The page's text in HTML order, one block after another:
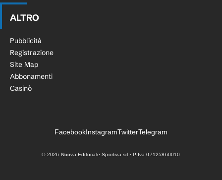
ALTRO
Pubblicità
Registrazione
Site Map
Abbonamenti
Casinò
FacebookInstagramTwitterTelegram
© 2026 Nuova Editoriale Sportiva srl · P.Iva 07125860010